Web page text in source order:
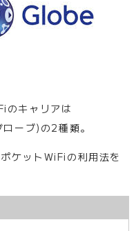
のキャリアは
ーブ)の2種類。
ケットWiFiの利用法を